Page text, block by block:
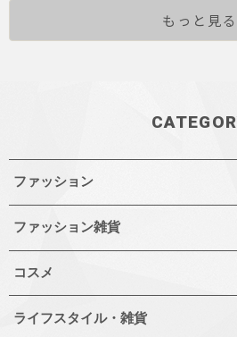
もっと見る
ファッション
ファッション雑貨
コスメ
ライフスタイル・雑貨